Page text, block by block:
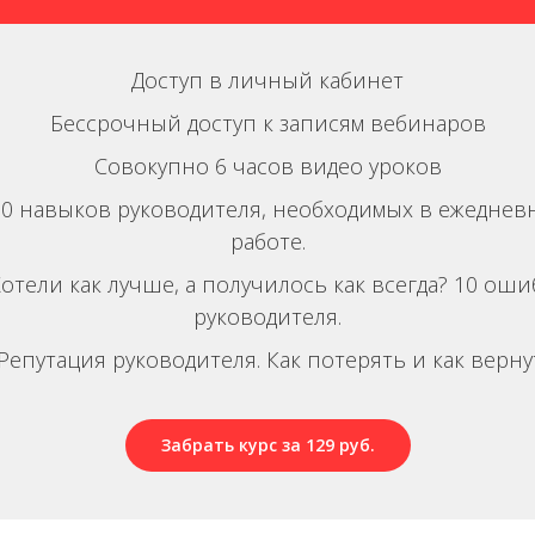
Доступ в личный кабинет
Бессрочный доступ к записям вебинаров
Совокупно 6 часов видео уроков
навыков руководителя, необходимых в
работе.
как лучше, а получилось как всегда? 10
руководителя.
руководителя. Как потерять и как
Забрать курс за 129 руб.